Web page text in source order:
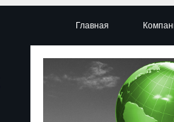
Главная